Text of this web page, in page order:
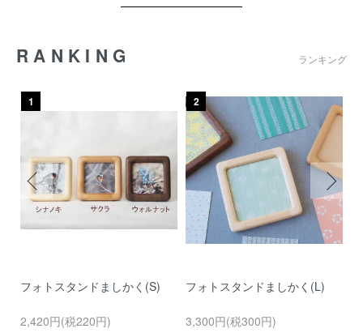
RANKING ランキング
1
フォトスタンドましかく(S)
2,420円(税220円)
2
フォトスタンドましかく(L)
3,300円(税300円)